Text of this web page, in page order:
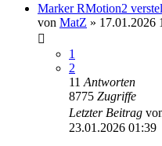
Marker RMotion2
von MatZ » 17.01.2026
1
2
11 Antworten
8775 Zugriffe
Letzter Beitrag
23.01.2026 01:39